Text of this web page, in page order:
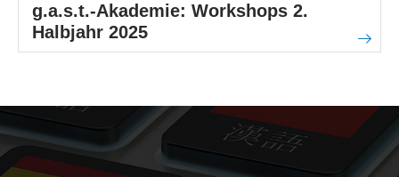
g.a.s.t.-Akademie: Workshops 2.
Halbjahr 2025